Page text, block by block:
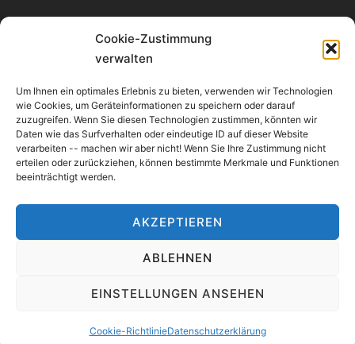
Cookie-Zustimmung
verwalten
Um Ihnen ein optimales Erlebnis zu bieten, verwenden wir Technologien
wie Cookies, um Geräteinformationen zu speichern oder darauf
zuzugreifen. Wenn Sie diesen Technologien zustimmen, könnten wir
Daten wie das Surfverhalten oder eindeutige ID auf dieser Website
verarbeiten -- machen wir aber nicht! Wenn Sie Ihre Zustimmung nicht
erteilen oder zurückziehen, können bestimmte Merkmale und Funktionen
beeinträchtigt werden.
AKZEPTIEREN
ABLEHNEN
EINSTELLUNGEN ANSEHEN
Cookie-RichtlinieDatenschutzerklärung
Unsere Datenschutzerklärung finden Sie
Verantwortlich für Konzept, Layout und
Programmierung
Kümmerle Consulting
Werderstraße 135/1
D-74074 Heilbronn
Stiftung